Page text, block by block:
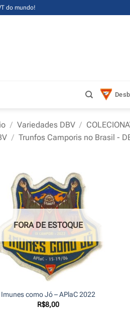
do mundo!
/ Variedades DBV /
/ Trunfos Camporis no Brasil -
FORA DE ESTOQUE
Imunes como Jó – APlaC 2022
R$8,00